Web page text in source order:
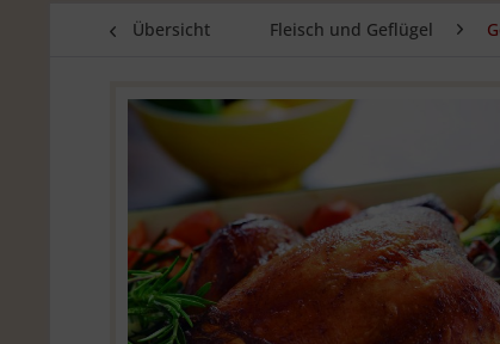
Übersicht Fleisch und Geflügel